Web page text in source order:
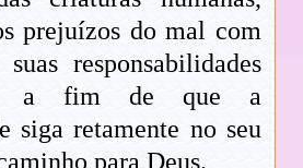
prejuízos do mal com
responsabilidades
a fim de que a
siga retamente no seu
para Deus.